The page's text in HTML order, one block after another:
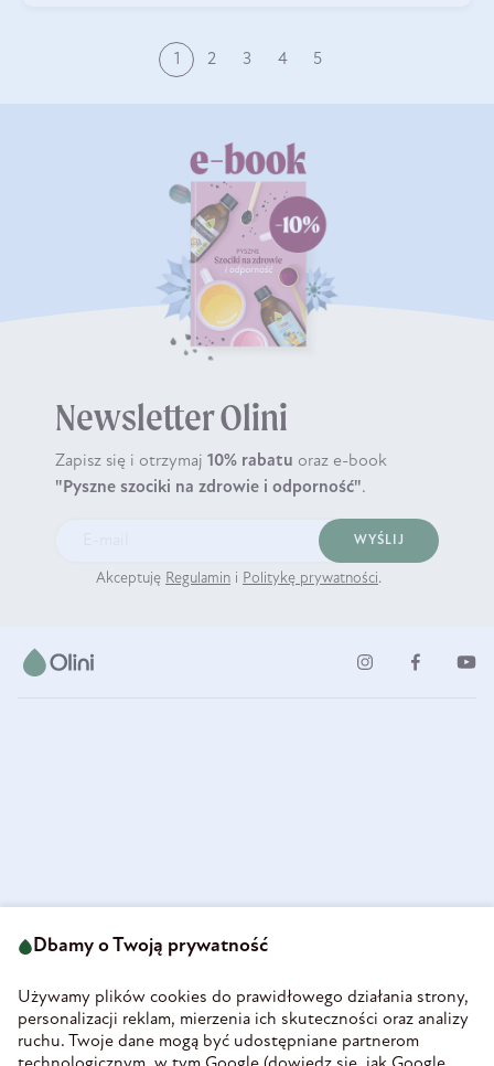
1 2 3 4 5
Newsletter Olini
Zapisz się i otrzymaj 10% rabatu oraz e-book
"Pyszne szociki na zdrowie i odporność".
WYŚLIJ
Akceptuję Regulamin i Politykę prywatności.
58-160 Świebodzice
REGON 890213034
INFORMACJE
Dbamy o Twoją prywatność
Używamy plików cookies do prawidłowego działania strony,
personalizacji reklam, mierzenia ich skuteczności oraz analizy
ruchu. Twoje dane mogą być udostępniane partnerom